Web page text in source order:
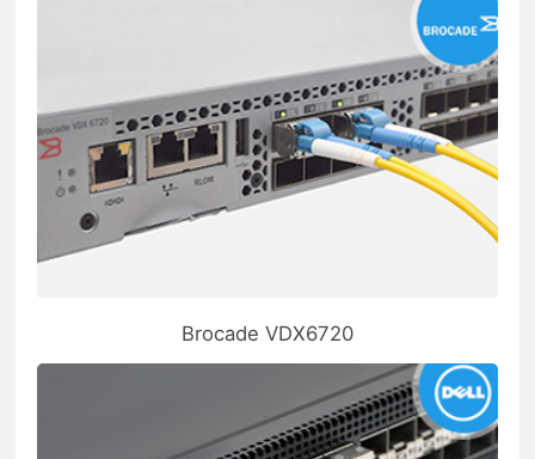
Brocade VDX6720